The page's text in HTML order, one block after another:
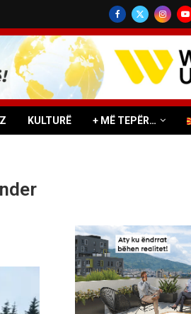
KULTURË + MË TEPËR…